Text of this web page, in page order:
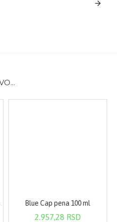
Blue Cap pena 100 ml
2.957,28 RSD